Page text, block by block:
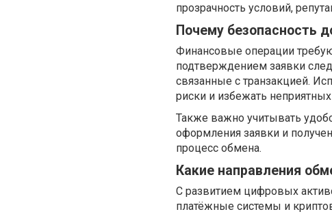
прозрачность условий,
Почему безопасность
Финансовые операции
подтверждением заявки
связанные с транзакцией.
риски и избежать неприятных
Также важно учитывать
оформления заявки и
процесс обмена.
Какие направления
С развитием цифровых
платёжные системы и